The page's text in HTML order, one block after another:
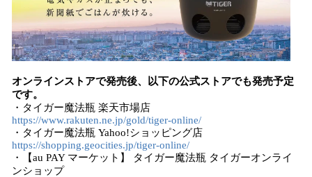
オンラインストアで発売後、以下の公式ストアでも発売予定
です。
・タイガー魔法瓶 楽天市場店
https://www.rakuten.ne.jp/gold/tiger-online/
・タイガー魔法瓶 Yahoo!ショッピング店
https://shopping.geocities.jp/tiger-online/
・【au PAY マーケット】 タイガー魔法瓶 タイガーオンライ
ンショップ